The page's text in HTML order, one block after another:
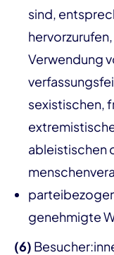
sind,
Verwendung
sexistischen,
ableistischen
genehmigte
(6)